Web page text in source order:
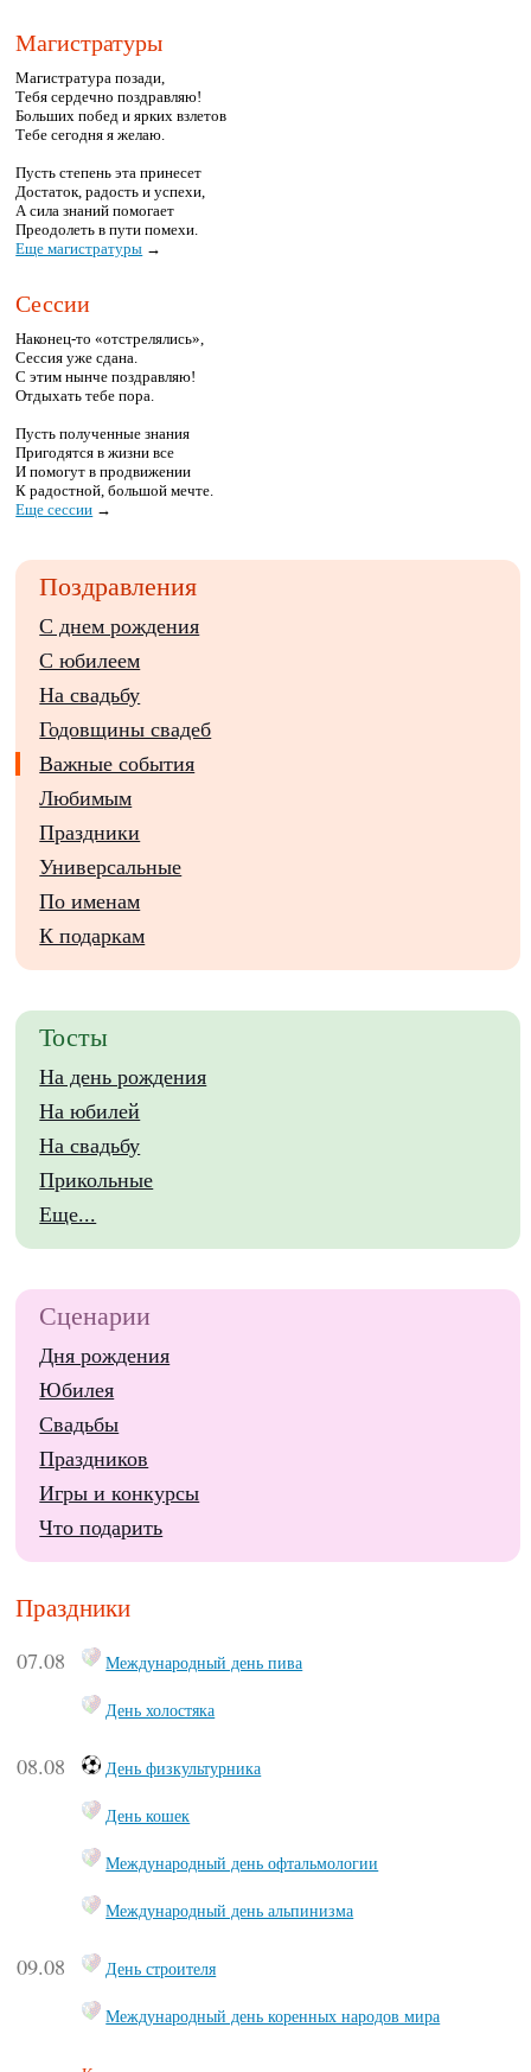
Магистратуры
Магистратура позади,
Тебя сердечно поздравляю!
Больших побед и ярких взлетов
Тебе сегодня я желаю.
Пусть степень эта принесет
Достаток, радость и успехи,
А сила знаний помогает
Преодолеть в пути помехи.
Еще магистратуры →
Сессии
Наконец-то «отстрелялись»,
Сессия уже сдана.
С этим нынче поздравляю!
Отдыхать тебе пора.
Пусть полученные знания
Пригодятся в жизни все
И помогут в продвижении
К радостной, большой мечте.
Еще сессии →
Поздравления
С днем рождения
С юбилеем
На свадьбу
Годовщины свадеб
Важные события
Любимым
Праздники
Универсальные
По именам
К подаркам
Тосты
На день рождения
На юбилей
На свадьбу
Прикольные
Еще...
Сценарии
Дня рождения
Юбилея
Свадьбы
Праздников
Игры и конкурсы
Что подарить
Праздники
07.08 Международный день пива
День холостяка
08.08 День физкультурника
День кошек
Международный день офтальмологии
Международный день альпинизма
09.08 День строителя
Международный день коренных народов мира